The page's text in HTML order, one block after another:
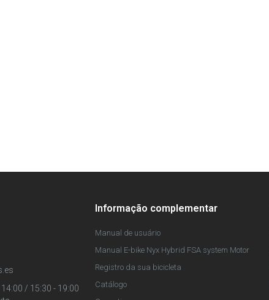
/ 15:30 - 19:00
Informação complementar
Manual de usuário
Manual E-bike Nyx Hybrid FSA system Motor
Registro da sua bicicleta
Catálogo